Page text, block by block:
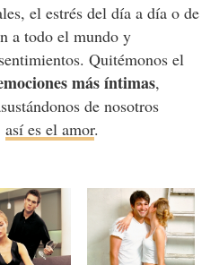
el estrés del día a día o de
a todo el mundo y
Quitémonos el
más íntimas,
de nosotros
así es el amor.